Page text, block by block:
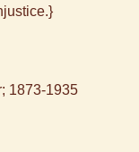
1873-1935